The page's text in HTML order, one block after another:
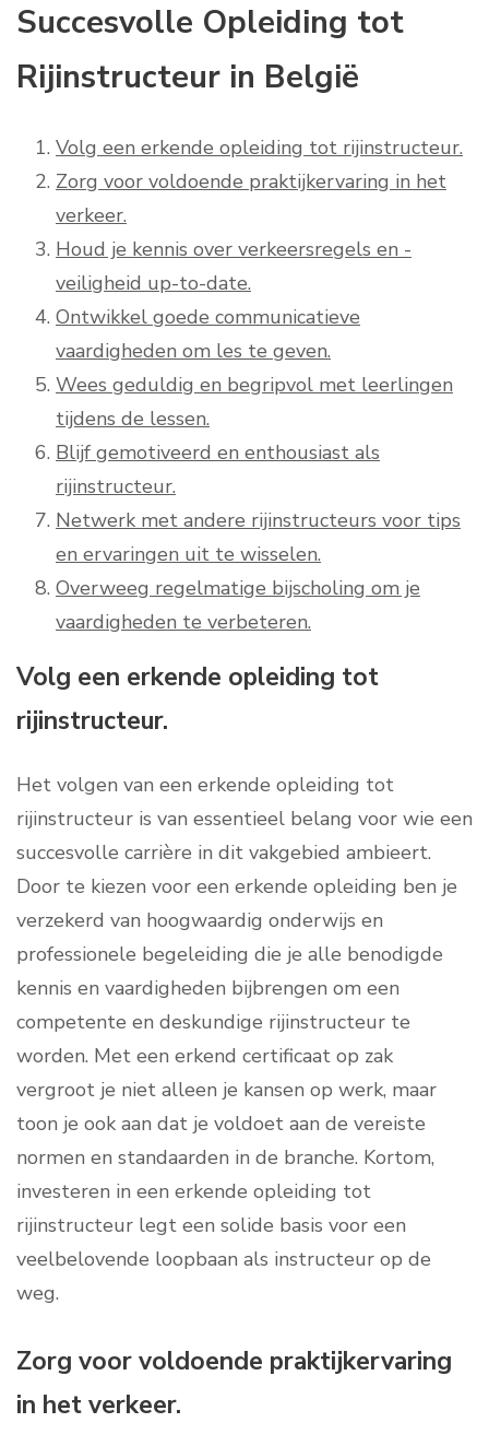
Succesvolle Opleiding tot
Rijinstructeur in België
Volg een erkende opleiding tot rijinstructeur.
Zorg voor voldoende praktijkervaring in het
verkeer.
Houd je kennis over verkeersregels en -
veiligheid up-to-date.
Ontwikkel goede communicatieve
vaardigheden om les te geven.
Wees geduldig en begripvol met leerlingen
tijdens de lessen.
Blijf gemotiveerd en enthousiast als
rijinstructeur.
Netwerk met andere rijinstructeurs voor tips
en ervaringen uit te wisselen.
Overweeg regelmatige bijscholing om je
vaardigheden te verbeteren.
Volg een erkende opleiding tot
rijinstructeur.
Het volgen van een erkende opleiding tot
rijinstructeur is van essentieel belang voor wie een
succesvolle carrière in dit vakgebied ambieert.
Door te kiezen voor een erkende opleiding ben je
verzekerd van hoogwaardig onderwijs en
professionele begeleiding die je alle benodigde
kennis en vaardigheden bijbrengen om een
competente en deskundige rijinstructeur te
worden. Met een erkend certificaat op zak
vergroot je niet alleen je kansen op werk, maar
toon je ook aan dat je voldoet aan de vereiste
normen en standaarden in de branche. Kortom,
investeren in een erkende opleiding tot
rijinstructeur legt een solide basis voor een
veelbelovende loopbaan als instructeur op de
weg.
Zorg voor voldoende praktijkervaring
in het verkeer.